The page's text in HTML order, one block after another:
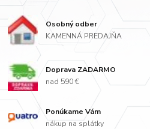
Osobný odber
KAMENNÁ PREDAJŇA
Doprava ZADARMO
nad 590 €
Ponúkame Vám
nákup na splátky